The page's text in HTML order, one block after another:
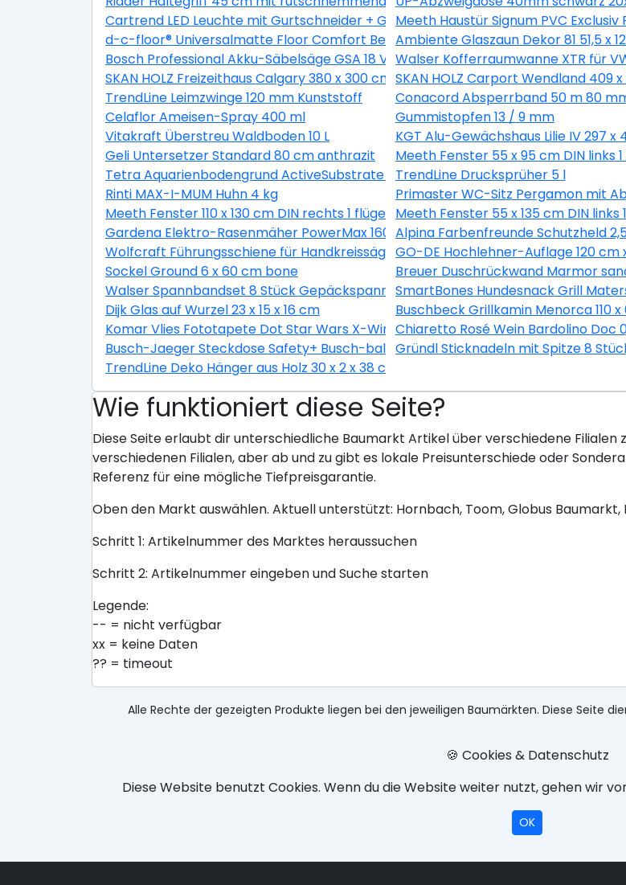
Cartrend LED Leuchte mit Gurtschneider + GlasbrecherMeeth Haustür Signum PVC
d-c-floor® Universalmatte Floor Comfort Beachwood 50 x 80 cm
Ambiente Glaszaun Dekor 81 51,5 x
Bosch Professional Akku-Säbelsäge GSA 18 V-LI C Solo in L-Boxx
Walser Kofferraumwanne XTR für
SKAN HOLZ Freizeithaus Calgary 380 x 300 cm mit 2. Schalung, natur
SKAN HOLZ Carport Wendland 409
TrendLine Leimzwinge 120 mm Kunststoff
Conacord Absperrband 50 m 80
Celaflor Ameisen-Spray 400 ml
Gummistopfen 13 / 9 mm
Vitakraft Überstreu Waldboden 10 L
KGT Alu-Gewächshaus Lilie IV 297 x
Geli Untersetzer Standard 80 cm anthrazit
Meeth Fenster 55 x 95 cm DIN links
Tetra Aquarienbodengrund ActiveSubstrate 3LTrendLine Drucksprüher 5 l
Rinti MAX-I-MUM Huhn 4 kg
Primaster WC-Sitz Pergamon mit
Meeth Fenster 110 x 130 cm DIN rechts 1 flügelig Dreh-Kipp weiß/ titan
Meeth Fenster 55 x 135 cm DIN
Gardena Elektro-Rasenmäher PowerMax 1600/37 inkl. Ersatzmesser
Alpina Farbenfreunde Schutzheld
Wolfcraft Führungsschiene für Handkreissäge 190 x 1450 x 12 mm
GO-DE Hochlehner-Auflage 120
Sockel Ground 6 x 60 cm bone
Breuer Duschrückwand Marmor
Walser Spannbandset 8 Stück Gepäckspanner 8 teiligSmartBones Hundesnack Grill
Dijk Glas auf Wurzel 23 x 15 x 16 cm
Buschbeck Grillkamin Menorca 110
Komar Vlies Fototapete Dot Star Wars X-Wing Ø 128 cm selbstklebend
Chiaretto Rosé Wein Bardolino Doc
Busch-Jaeger Steckdose Safety+ Busch-balance® SI, alpinweiß, 20 EUCB-914
Gründl Sticknadeln mit Spitze 8
TrendLine Deko Hänger aus Holz 30 x 2 x 38 cm
Wie funktioniert diese Seite?
Diese Seite erlaubt dir unterschiedliche Baumarkt Artikel über verschiedene Filialen
verschiedenen Filialen, aber ab und zu gibt es lokale Preisunterschiede oder
Referenz für eine mögliche Tiefpreisgarantie.
Oben den Markt auswählen. Aktuell unterstützt: Hornbach, Toom, Globus
Schritt 1: Artikelnummer des Marktes heraussuchen
Schritt 2: Artikelnummer eingeben und Suche starten
Legende:
-- = nicht verfügbar
xx = keine Daten
?? = timeout
Alle Rechte der gezeigten Produkte liegen bei den jeweiligen Baumärkten. Diese Seite
🍪 Cookies & Datenschutz
Diese Website benutzt Cookies. Wenn du die Website weiter nutzt, gehen wir
OK